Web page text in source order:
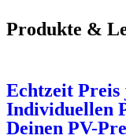
Produkte &
Echtzeit Preis
Individuellen
Deinen PV-